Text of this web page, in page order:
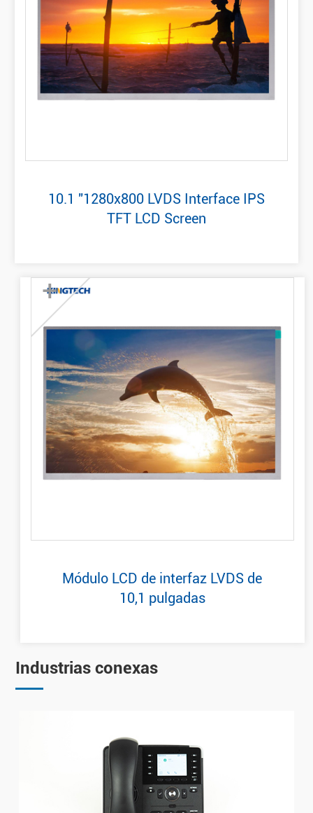
10.1 "1280x800 LVDS Interface IPS
TFT LCD Screen
+
Módulo LCD de interfaz LVDS de
10,1 pulgadas
Industrias conexas